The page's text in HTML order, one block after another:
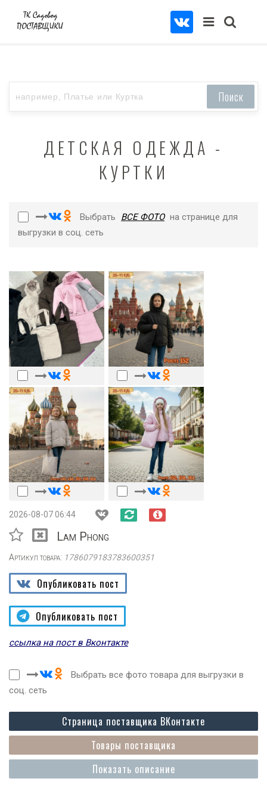
ДЕТСКАЯ ОДЕЖДА -
КУРТКИ
Выбрать ВСЕ ФОТО на странице для
выгрузки в соц. сеть
2026-08-07 06:44
Lam Phong
Артикул товара: 1786079183783600351
Опубликовать пост
Опубликовать пост
ссылка на пост в Вконтакте
Выбрать все фото товара для выгрузки в
соц. сеть
Показать описание
Товары поставщика
Страница поставщика ВКонтакте